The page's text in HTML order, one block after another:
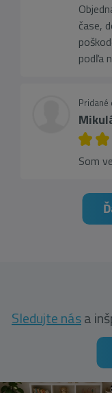
čase,
podľa
Pridané
Som
Sledujte nása